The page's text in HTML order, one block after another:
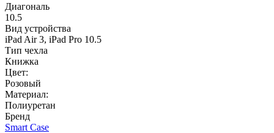
Диагональ
10.5
Вид устройства
iPad Air 3, iPad Pro 10.5
Тип чехла
Книжка
Цвет:
Розовый
Материал:
Полиуретан
Бренд
Smart Case